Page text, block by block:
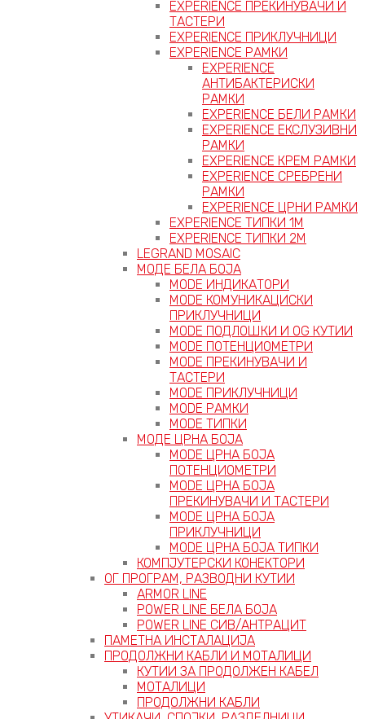
EXPERIENCE ПРЕКИНУВАЧИ И
ТАСТЕРИ
EXPERIENCE ПРИКЛУЧНИЦИ
EXPERIENCE РАМКИ
EXPERIENCE
АНТИБАКТЕРИСКИ
РАМКИ
EXPERIENCE БЕЛИ РАМКИ
EXPERIENCE ЕКСЛУЗИВНИ
РАМКИ
EXPERIENCE КРЕМ РАМКИ
EXPERIENCE СРЕБРЕНИ
РАМКИ
EXPERIENCE ЦРНИ РАМКИ
EXPERIENCE ТИПКИ 1M
EXPERIENCE ТИПКИ 2М
LEGRAND MOSAIC
МОДЕ БЕЛА БОЈА
MODE ИНДИКАТОРИ
MODE КОМУНИКАЦИСКИ
ПРИКЛУЧНИЦИ
MODE ПОДЛОШКИ И OG КУТИИ
MODE ПОТЕНЦИОМЕТРИ
MODE ПРEКИНУВАЧИ И
ТАСТЕРИ
MODE ПРИКЛУЧНИЦИ
MODE РАМКИ
MODE ТИПКИ
МОДЕ ЦРНА БОЈА
MODE ЦРНА БОЈА
ПОТЕНЦИОМЕТРИ
MODE ЦРНА БОЈА
ПРЕКИНУВАЧИ И ТАСТЕРИ
MODE ЦРНА БОЈА
ПРИКЛУЧНИЦИ
MODE ЦРНА БОЈА ТИПКИ
КОМПЈУТЕРСКИ КОНЕКТОРИ
ОГ ПРОГРАМ, РАЗВОДНИ КУТИИ
ARMOR LINE
POWER LINE БЕЛА БОЈА
POWER LINE СИВ/АНТРАЦИТ
ПАМЕТНА ИНСТАЛАЦИЈА
ПРОДОЛЖНИ КАБЛИ И МОТАЛИЦИ
КУТИИ ЗА ПРОДОЛЖЕН КАБЕЛ
МОТАЛИЦИ
ПРОДОЛЖНИ КАБЛИ